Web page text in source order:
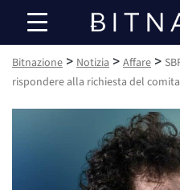
Bitnazione > Notizia > Affare >
rispondere alla richiesta del